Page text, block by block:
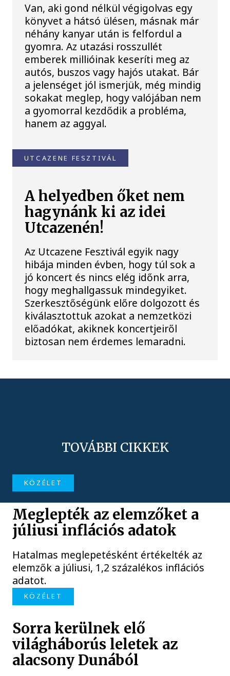
Van, aki gond nélkül végigolvas egy
könyvet a hátsó ülésen, másnak már
néhány kanyar után is felfordul a
gyomra. Az utazási rosszullét
emberek millióinak keseríti meg az
autós, buszos vagy hajós utakat. Bár
a jelenséget jól ismerjük, még mindig
sokakat meglep, hogy valójában nem
a gyomorral kezdődik a probléma,
hanem az aggyal.
UTCAZENE FESZTIVÁL
A helyedben őket nem
hagynánk ki az idei
Utcazenén!
Az Utcazene Fesztivál egyik nagy
hibája minden évben, hogy túl sok a
jó koncert és nincs elég időnk arra,
hogy meghallgassuk mindegyiket.
Szerkesztőségünk előre dolgozott és
kiválasztottuk azokat a nemzetközi
előadókat, akiknek koncertjeiről
biztosan nem érdemes lemaradni.
TOVÁBBI CIKKEK
KÖZÉLET
Meglepték az elemzőket a
júliusi inflációs adatok
Hatalmas meglepetésként értékelték az
elemzők a júliusi, 1,2 százalékos inflációs
adatot.
KÖZÉLET
Sorra kerülnek elő
világháborús leletek az
alacsony Dunából